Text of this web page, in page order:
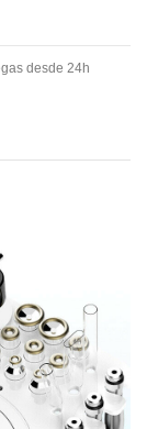
desde 24h